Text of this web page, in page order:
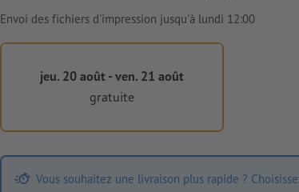
Envoi des fichiers d'impression jusqu'à lundi 12:00
jeu. 20 août - ven. 21 août
gratuite
Vous souhaitez une livraison plus rapide ?